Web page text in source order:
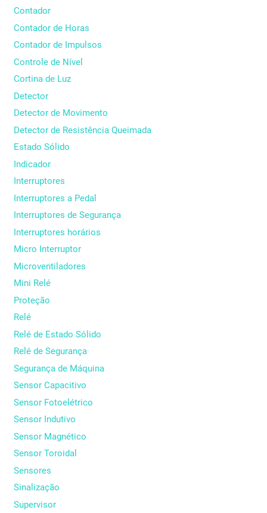
Contador
Contador de Horas
Contador de Impulsos
Controle de Nível
Cortina de Luz
Detector
Detector de Movimento
Detector de Resistência Queimada
Estado Sólido
Indicador
Interruptores
Interruptores a Pedal
Interruptores de Segurança
Interruptores horários
Micro Interruptor
Microventiladores
Mini Relé
Proteção
Relé
Relé de Estado Sólido
Relé de Segurança
Segurança de Máquina
Sensor Capacitivo
Sensor Fotoelétrico
Sensor Indutivo
Sensor Magnético
Sensor Toroidal
Sensores
Sinalização
Supervisor